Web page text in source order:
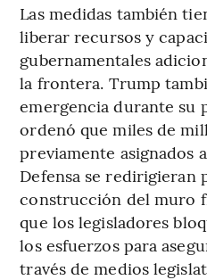
Las medidas también
liberar recursos y
gubernamentales
la frontera. Trump
emergencia durante su
ordenó que miles de
previamente asignados
Defensa se redirigieran
construcción del muro
que los legisladores
los esfuerzos para
través de medios